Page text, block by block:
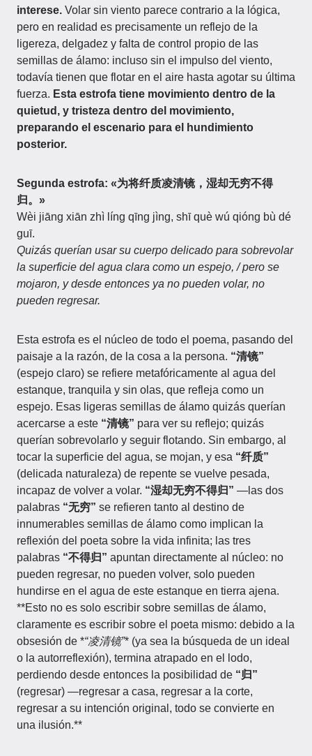
interese. Volar sin viento parece contrario a la lógica,
pero en realidad es precisamente un reflejo de la
ligereza, delgadez y falta de control propio de las
semillas de álamo: incluso sin el impulso del viento,
todavía tienen que flotar en el aire hasta agotar su última
fuerza. Esta estrofa tiene movimiento dentro de la
quietud, y tristeza dentro del movimiento,
preparando el escenario para el hundimiento
posterior.
Segunda estrofa: «为将纤质凌清镜，湿却无穷不得
归。»
Wèi jiāng xiān zhì líng qīng jìng, shī què wú qióng bù dé
guī.
Quizás querían usar su cuerpo delicado para sobrevolar
la superficie del agua clara como un espejo, / pero se
mojaron, y desde entonces ya no pueden volar, no
pueden regresar.
Esta estrofa es el núcleo de todo el poema, pasando del
paisaje a la razón, de la cosa a la persona. “清镜”
(espejo claro) se refiere metafóricamente al agua del
estanque, tranquila y sin olas, que refleja como un
espejo. Esas ligeras semillas de álamo quizás querían
acercarse a este “清镜” para ver su reflejo; quizás
querían sobrevolarlo y seguir flotando. Sin embargo, al
tocar la superficie del agua, se mojan, y esa “纤质”
(delicada naturaleza) de repente se vuelve pesada,
incapaz de volver a volar. “湿却无穷不得归” —las dos
palabras “无穷” se refieren tanto al destino de
innumerables semillas de álamo como implican la
reflexión del poeta sobre la vida infinita; las tres
palabras “不得归” apuntan directamente al núcleo: no
pueden regresar, no pueden volver, solo pueden
hundirse en el agua de este estanque en tierra ajena.
**Esto no es solo escribir sobre semillas de álamo,
claramente es escribir sobre el poeta mismo: debido a la
obsesión de *“凌清镜”* (ya sea la búsqueda de un ideal
o la autorreflexión), termina atrapado en el lodo,
perdiendo desde entonces la posibilidad de “归”
(regresar) —regresar a casa, regresar a la corte,
regresar a su intención original, todo se convierte en
una ilusión.**